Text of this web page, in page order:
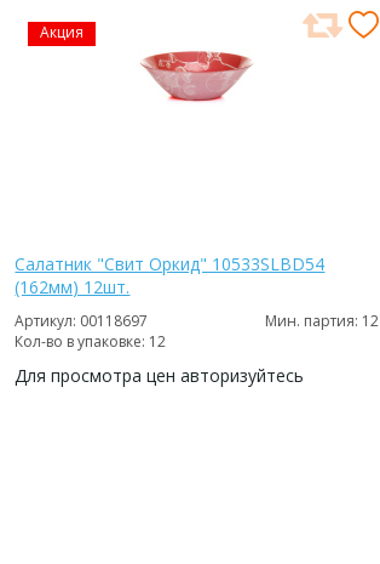
Акция
Салатник "Свит Оркид" 10533SLBD54
(162мм) 12шт.
Артикул: 00118697
Мин. партия: 12
Кол-во в упаковке: 12
Для просмотра цен авторизуйтесь